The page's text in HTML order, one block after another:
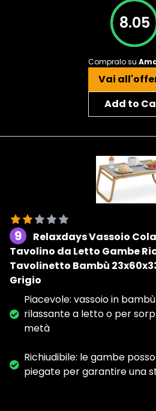
8.05
Compralo su
Vai
Add to
9
Relaxdays Vassoio
Tavolino da Letto Gambe
Tavolinetto Bambù
Grigio
Piacevole: vassoio in
rilassante a letto o per
metà
Richiudibile: le gambe
piegate per garantire una